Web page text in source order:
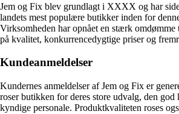
Jem og Fix blev grundlagt i XXXX og har
landets mest populære butikker inden for
Virksomheden har opnået en stærk
på kvalitet, konkurrencedygtige priser og
Kundeanmeldelser
Kundernes anmeldelser af Jem og Fix er
roser butikken for deres store udvalg, den god
kyndige personale. Produktkvaliteten roses